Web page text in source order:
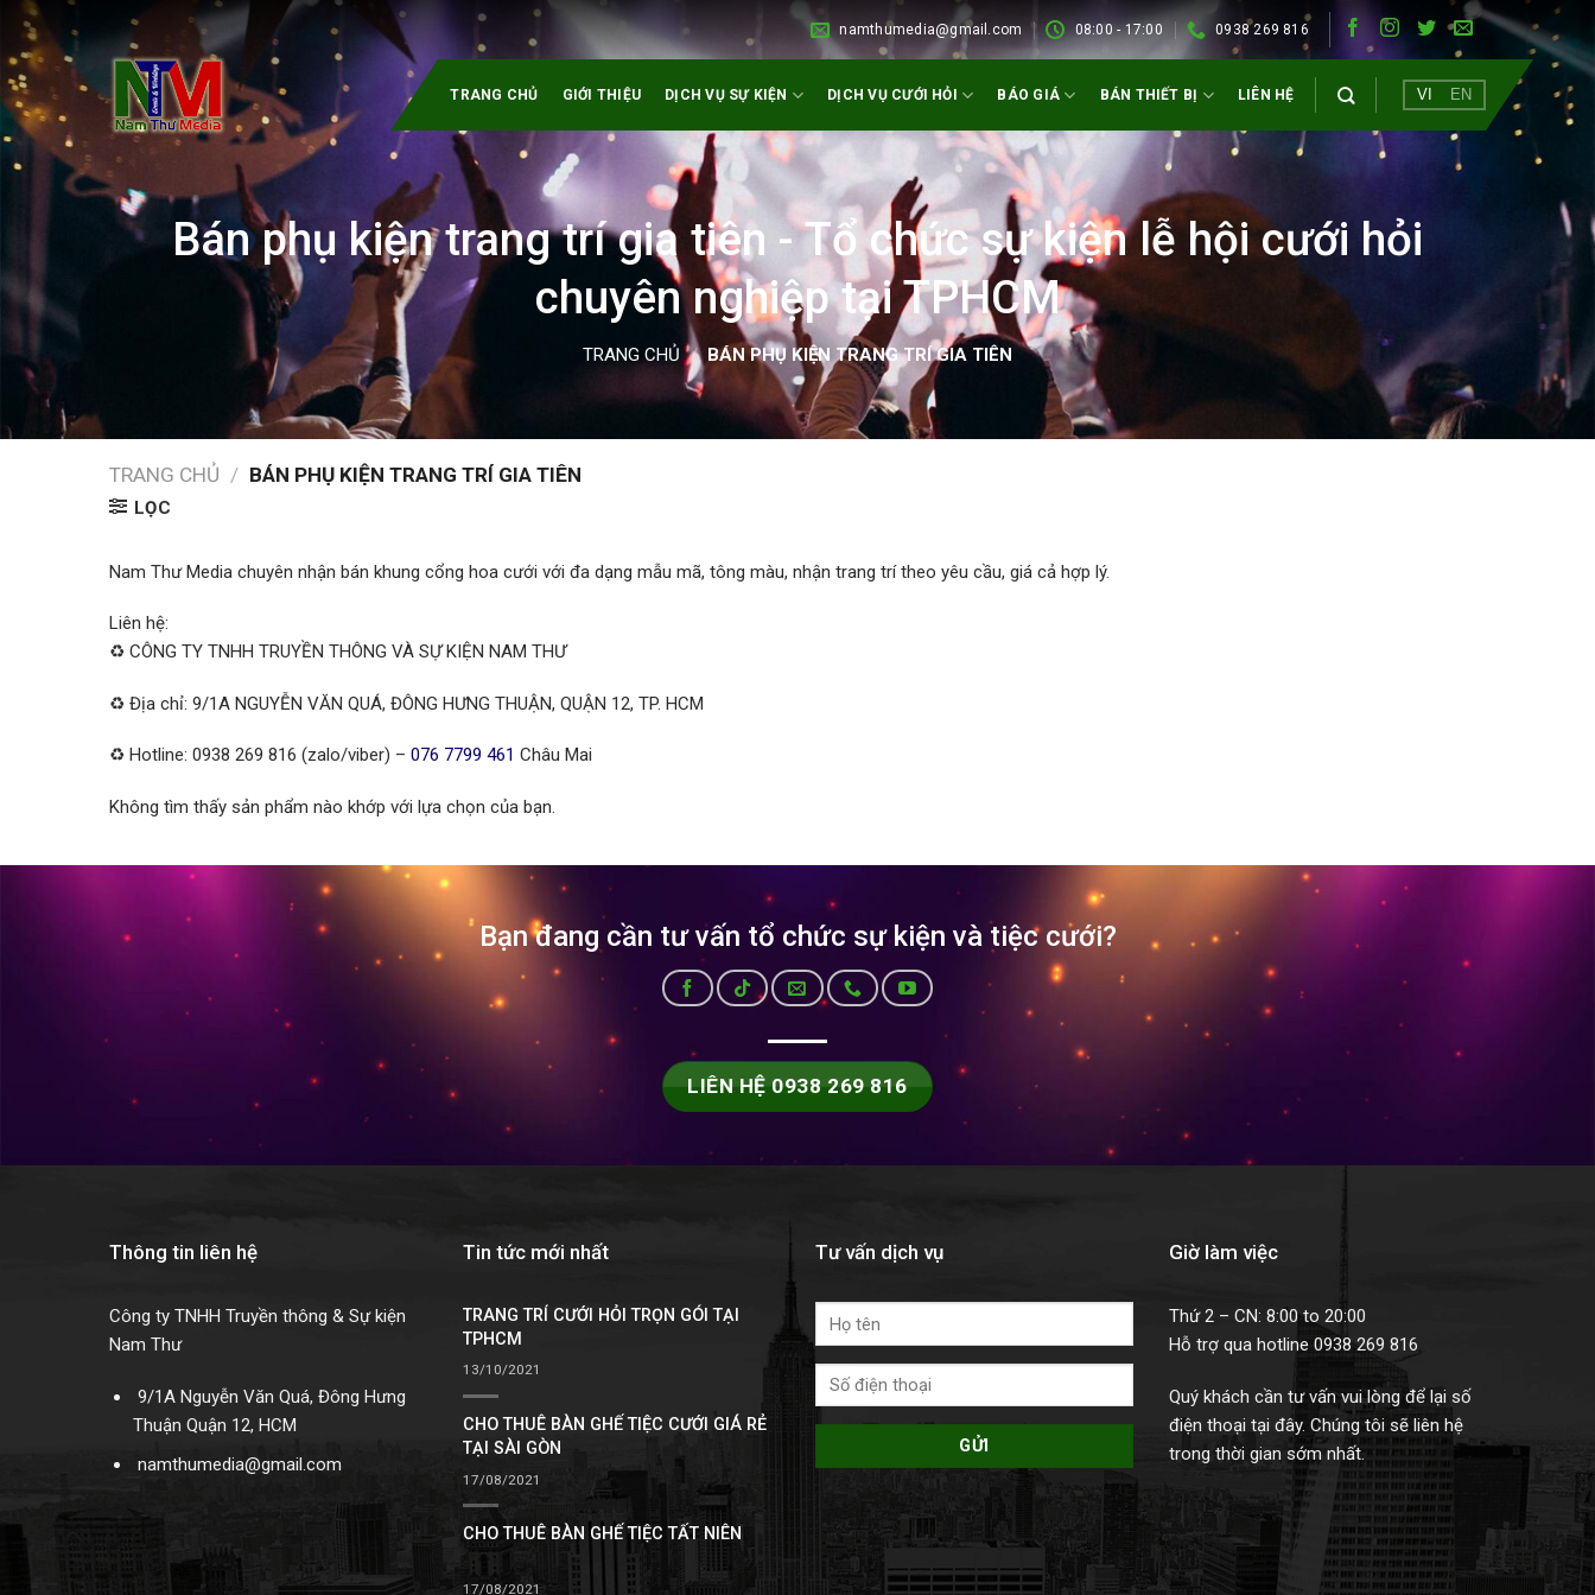
Skip
content
namthumedia@gmail.com 08:00 - 17:00 0938 269 816
TRANG CHỦ GIỚI THIỆU DỊCH VỤ SỰ KIỆN DỊCH VỤ CƯỚI HỎI BÁO GIÁ BÁN THIẾT BỊ LIÊN HỆ VI EN
Bán phụ kiện trang trí gia tiên - Tổ chức sự kiện lễ hội cưới hỏi
chuyên nghiệp tại TPHCM
TRANG CHỦ / BÁN PHỤ KIỆN TRANG TRÍ GIA TIÊN
TRANG CHỦ / BÁN PHỤ KIỆN TRANG TRÍ GIA TIÊN
LỌC
Nam Thư Media chuyên nhận bán khung cổng hoa cưới với đa dạng mẫu mã, tông màu, nhận trang trí theo yêu cầu, giá cả hợp lý.
Liên hệ:
♻️ CÔNG TY TNHH TRUYỀN THÔNG VÀ SỰ KIỆN NAM THƯ
♻️ Địa chỉ: 9/1A NGUYỄN VĂN QUÁ, ĐÔNG HƯNG THUẬN, QUẬN 12, TP. HCM
♻️ Hotline: 0938 269 816 (zalo/viber) – 076 7799 461 Châu Mai
Không tìm thấy sản phẩm nào khớp với lựa chọn của bạn.
Bạn đang cần tư vấn tổ chức sự kiện và tiệc cưới?
LIÊN HỆ 0938 269 816
Thông tin liên hệ
Công ty TNHH Truyền thông & Sự kiện
Nam Thư
9/1A Nguyễn Văn Quá, Đông Hưng
Thuận Quận 12, HCM
namthumedia@gmail.com
Tin tức mới nhất
TRANG TRÍ CƯỚI HỎI TRỌN GÓI TẠI
TPHCM
13/10/2021
CHO THUÊ BÀN GHẾ TIỆC CƯỚI GIÁ RẺ
TẠI SÀI GÒN
17/08/2021
CHO THUÊ BÀN GHẾ TIỆC TẤT NIÊN
17/08/2021
Tư vấn dịch vụ Giờ làm việc
Thứ 2 – CN: 8:00 to 20:00
Hỗ trợ qua hotline 0938 269 816
Quý khách cần tư vấn vui lòng để lại số
điện thoại tại đây. Chúng tôi sẽ liên hệ
trong thời gian sớm nhất.